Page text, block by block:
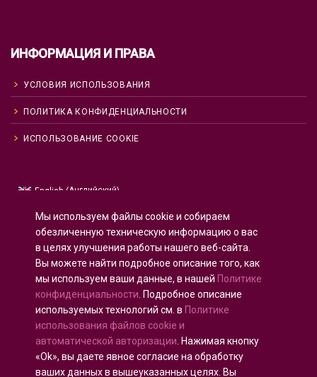
ИНФОРМАЦИЯ И ПРАВА
УСЛОВИЯ ИСПОЛЬЗОВАНИЯ
ПОЛИТИКА КОНФИДЕНЦИАЛЬНОСТИ
ИСПОЛЬЗОВАНИЕ COOKIE
English (Английский)
Русский
Español(Испанский)
Français( Французский )
العربية( Арабский )
Português(Португальский, Португалия )
Мы используем файлы cookie и собираем
обезличенную техническую информацию о вас
в целях улучшения работы нашего веб-сайта.
Вы можете найти подробное описание того, как
мы используем ваши данные, в нашей Политике
конфиденциальности . Подробное описание
используемых технологий см. в Политике
использования файлов cookie и
автоматической авторизации . Нажимая кнопку
«Ok», вы даете явное согласие на обработку
ваших данных в вышеуказанных целях. Вы